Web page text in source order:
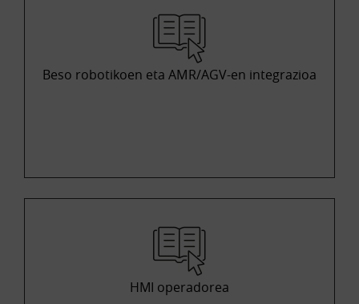
Beso robotikoen eta AMR/AGV-en integrazioa
HMI operadorea